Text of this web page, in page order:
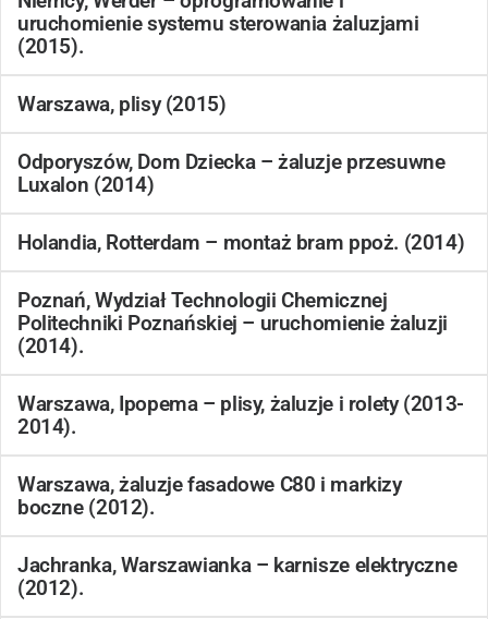
uruchomienie systemu sterowania żaluzjami
(2015).
Warszawa, plisy (2015)
Odporyszów, Dom Dziecka – żaluzje przesuwne
Luxalon (2014)
Holandia, Rotterdam – montaż bram ppoż. (2014)
Poznań, Wydział Technologii Chemicznej
Politechniki Poznańskiej – uruchomienie żaluzji
(2014).
Warszawa, Ipopema – plisy, żaluzje i rolety (2013-
2014).
Warszawa, żaluzje fasadowe C80 i markizy
boczne (2012).
Jachranka, Warszawianka – karnisze elektryczne
(2012).